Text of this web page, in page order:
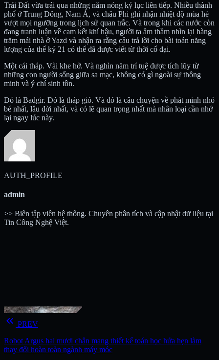
Trái Đất vừa trải qua những năm nóng kỷ lục liên tiếp. Nhiều thành
phố ở Trung Đông, Nam Á, và châu Phi ghi nhận nhiệt độ mùa hè
vượt mọi ngưỡng trong lịch sử quan trắc. Và trong khi các nước còn
đang tranh luận về cam kết khí hậu, người ta âm thầm nhìn lại hàng
trăm mái nhà ở Yazd và nhận ra rằng câu trả lời cho bài toán năng
lượng của thế kỷ 21 có thể đã được viết từ thời cổ đại.
Một cái tháp. Vài khe hở. Và nghìn năm trí tuệ được tích lũy từ
những con người sống giữa sa mạc, không có gì ngoài sự thông
minh và ý chí sinh tồn.
Đó là Badgir. Đó là tháp gió. Và đó là câu chuyện về phát minh nhỏ
bé nhất, lâu đời nhất, và có lẽ quan trọng nhất mà nhân loại cần nhớ
lại ngay lúc này.
AUTH_PROFILE
admin
>> Biên tập viên hệ thống. Chuyên phân tích và cập nhật dữ liệu tại
Tin Công Nghệ Việt.
keyboard_double_arrow_left PREV
Robot Argus hai mươi chân mang thiết kế toán học hứa hẹn làm
thay đổi hoàn toàn ngành máy móc